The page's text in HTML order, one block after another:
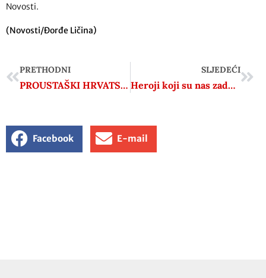
Novosti.
(Novosti/Đorđe Ličina)
PRETHODNI
PROUSTAŠKI HRVATSKI TJEDNIK OPET UZEO NA NIŠAN ANTIFAŠISTE, OVOGA PUTA REŽISERA ZAFRANOVIĆA I MATANIĆA, PISCA TOMIĆA I DEŽULOVIĆA, POVJESNIČARE JAKOVINU I KLASIĆA…!
SLJEDEĆI
Heroji koji su nas zadužili
Facebook E-mail